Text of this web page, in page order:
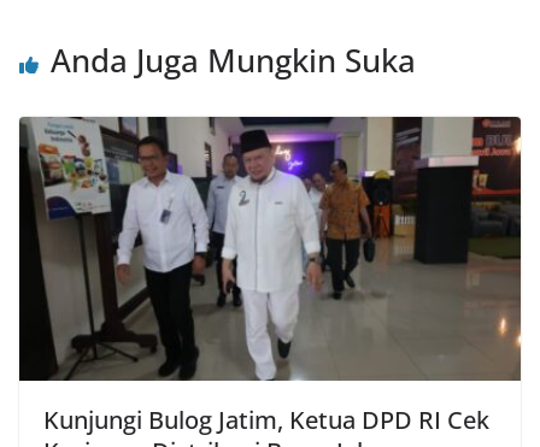
Anda Juga Mungkin Suka
Kunjungi Bulog Jatim, Ketua DPD RI Cek